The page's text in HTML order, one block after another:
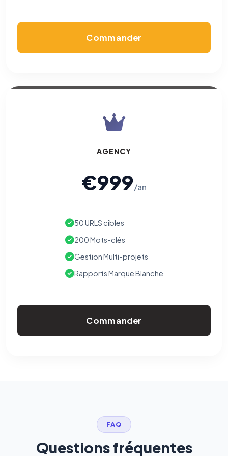
Commander
AGENCY
€999/an
50 URLS cibles
200 Mots-clés
Gestion Multi-projets
Rapports Marque Blanche
Commander
FAQ
Questions fréquentes